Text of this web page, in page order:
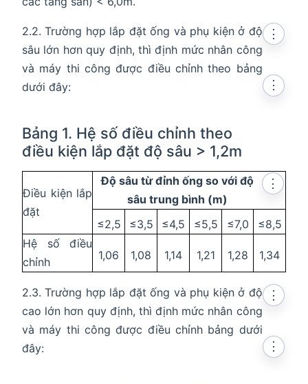
2.2. Trường hợp lắp đặt ống và phụ kiện ở độ
sâu lớn hơn quy định, thì định mức nhân công
và máy thi công được điều chỉnh theo bảng
dưới đây:
⋮
Bảng 1. Hệ số điều chỉnh theo
điều kiện lắp đặt độ sâu > 1,2m
⋮
Điều kiện lắp
đặt
Độ sâu từ đỉnh ống so với độ
sâu trung bình (m)
⋮
≤2,5 ≤3,5 ≤4,5 ≤5,5 ≤7,0
≤8,5
Hệ số điều
chỉnh
1,06 1,08 1,14 1,21 1,28 1,34
2.3. Trường hợp lắp đặt ống và phụ kiện ở độ
cao lớn hơn quy định, thì định mức nhân công
và máy thi công được điều chỉnh bảng dưới
đây:
⋮
⋮